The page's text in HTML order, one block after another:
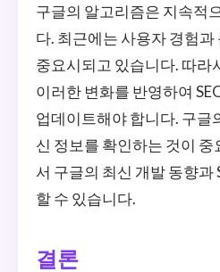
구글의 알고리즘은 지속적
다. 최근에는 사용자 경험
중요시되고 있습니다. 따라
이러한 변화를 반영하여
업데이트해야 합니다. 구글
신 정보를 확인하는 것이 중
서 구글의 최신 개발 동향과
할 수 있습니다.
결론